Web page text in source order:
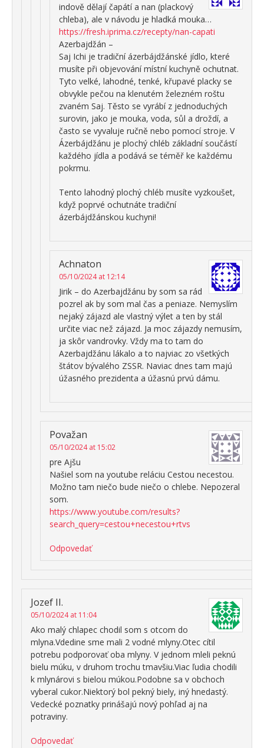
indově dělají čapátí a nan (plackový
chleba), ale v návodu je hladká mouka…
https://fresh.iprima.cz/recepty/nan-capati
Azerbajdžán –
Saj Ichi je tradiční ázerbájdžánské jídlo, které
musíte při objevování místní kuchyně ochutnat.
Tyto velké, lahodné, tenké, křupavé placky se
obvykle pečou na klenutém železném roštu
zvaném Saj. Těsto se vyrábí z jednoduchých
surovin, jako je mouka, voda, sůl a droždí, a
často se vyvaluje ručně nebo pomocí stroje. V
Ázerbájdžánu je plochý chléb základní součástí
každého jídla a podává se téměř ke každému
pokrmu.
Tento lahodný plochý chléb musíte vyzkoušet,
když poprvé ochutnáte tradiční
ázerbájdžánskou kuchyni!
Achnaton
05/10/2024 at 12:14
Jirik – do Azerbajdžánu by som sa rád
pozrel ak by som mal čas a peniaze. Nemyslím
nejaký zájazd ale vlastný výlet a ten by stál
určite viac než zájazd. Ja moc zájazdy nemusím,
ja skôr vandrovky. Vždy ma to tam do
Azerbajdžánu lákalo a to najviac zo všetkých
štátov bývalého ZSSR. Naviac dnes tam majú
úžasného prezidenta a úžasnú prvú dámu.
Považan
05/10/2024 at 15:02
pre Ajšu
Našiel som na youtube reláciu Cestou necestou.
Možno tam niečo bude niečo o chlebe. Nepozeral
som.
https://www.youtube.com/results?
search_query=cestou+necestou+rtvs
Odpovedať
Jozef II.
05/10/2024 at 11:04
Ako malý chlapec chodil som s otcom do
mlyna.Vdedine sme mali 2 vodné mlyny.Otec cítil
potrebu podporovať oba mlyny. V jednom mleli peknú
bielu múku, v druhom trochu tmavšiu.Viac ľudia chodili
k mlynárovi s bielou múkou.Podobne sa v obchoch
vyberal cukor.Niektorý bol pekný biely, iný hnedastý.
Vedecké poznatky prinášajú nový pohľad aj na
potraviny.
Odpovedať